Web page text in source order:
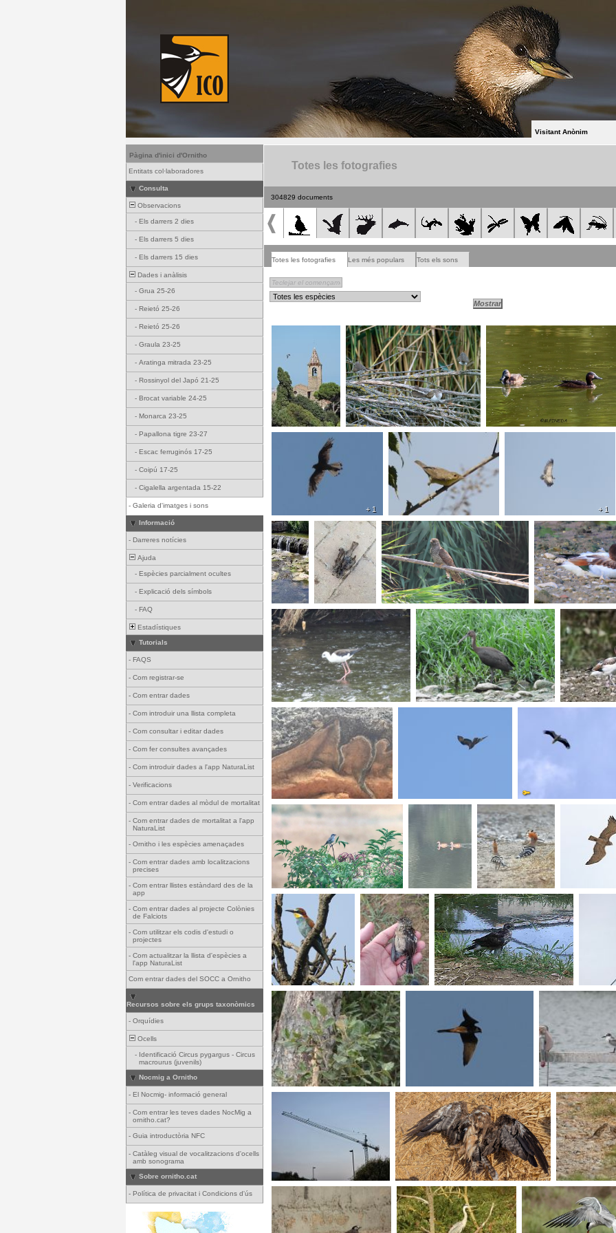
Visitant Anònim
Pàgina d'inici d'Ornitho
Entitats col·laboradores
Consulta
Observacions
- Els darrers 2 dies
- Els darrers 5 dies
- Els darrers 15 dies
Dades i anàlisis
- Grua 25-26
- Reietó 25-26
- Reietó 25-26
- Graula 23-25
- Aratinga mitrada 23-25
- Rossinyol del Japó 21-25
- Brocat variable 24-25
- Monarca 23-25
- Papallona tigre 23-27
- Escac ferruginós 17-25
- Coipú 17-25
- Cigalella argentada 15-22
- Galeria d'imatges i sons
Informació
- Darreres notícies
Ajuda
- Espècies parcialment ocultes
- Explicació dels símbols
- FAQ
Estadístiques
Tutorials
- FAQS
- Com registrar-se
- Com entrar dades
- Com introduir una llista completa
- Com consultar i editar dades
- Com fer consultes avançades
- Com introduir dades a l'app NaturaList
- Verificacions
- Com entrar dades al mòdul de mortalitat
- Com entrar dades de mortalitat a l'app
NaturaList
- Ornitho i les espècies amenaçades
- Com entrar dades amb localitzacions
precises
- Com entrar llistes estàndard des de la
app
- Com entrar dades al projecte Colònies
de Falciots
- Com utilitzar els codis d'estudi o
projectes
- Com actualitzar la llista d'espècies a
l'app NaturaList
Com entrar dades del SOCC a Ornitho
Recursos sobre els grups taxonòmics
- Orquídies
Ocells
- Identificació Circus pygargus - Circus
macrourus (juvenils)
Nocmig a Ornitho
- El Nocmig- informació general
- Com entrar les teves dades NocMig a
ornitho.cat?
- Guia introductòria NFC
- Catàleg visual de vocalitzacions d'ocells
amb sonograma
Sobre ornitho.cat
- Política de privacitat i Condicions d'ús
Totes les fotografies
304829 documents
Totes les fotografies Les més populars Tots els sons
+ 1 + 1